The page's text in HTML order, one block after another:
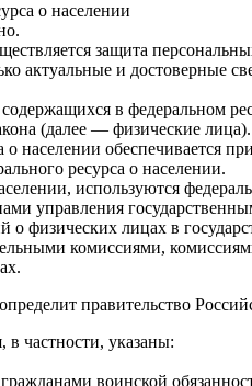
о населении
защита
актуальные и достоверные
в федеральном
(далее — физические лица).
населении обеспечивается
ресурса о населении.
используются
управления
о физических лицах в
комиссиями,
правительство
в частности, указаны:
воинской